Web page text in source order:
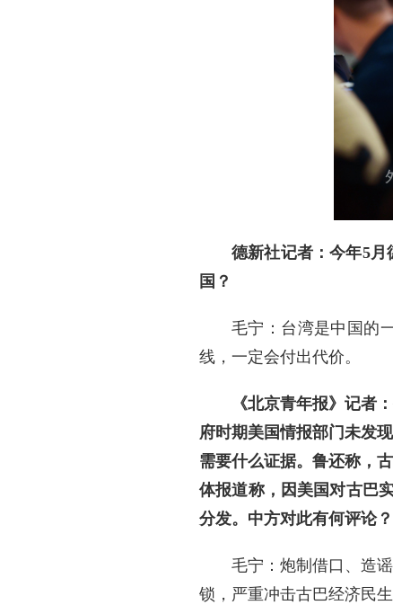
德新社记者：今年5
国？
毛宁：台湾是中国的
线，一定会付出代价。
《北京青年报》记者
府时期美国情报部门未发
需要什么证据。鲁还称，
体报道称，因美国对古巴
分发。中方对此有何评论？
毛宁：炮制借口、造
锁，严重冲击古巴经济民